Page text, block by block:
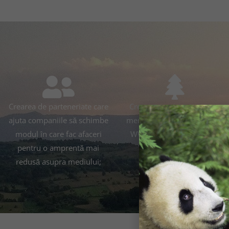
Crearea de parteneriate care
ajuta companiile să schimbe
modul în care fac afaceri
pentru o amprentă mai
redusă asupra mediului;
Crearea unor parteneriate
menite să susțină proiectele
WWF pentru conservarea
naturii;